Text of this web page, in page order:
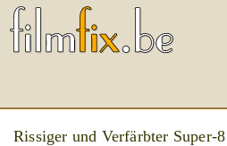
Rissiger und Verfärbter Super-